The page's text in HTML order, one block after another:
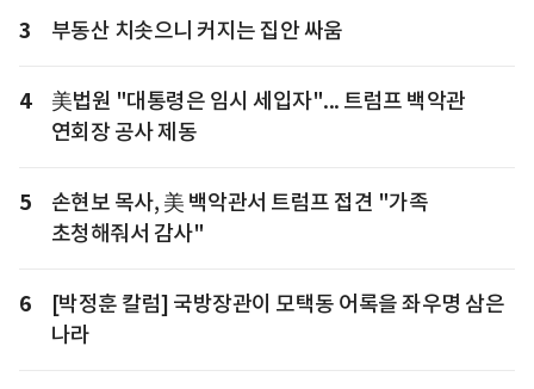
3 부동산 치솟으니 커지는 집안 싸움
4
美법원 "대통령은 임시 세입자"... 트럼프 백악관
연회장 공사 제동
5
손현보 목사, 美 백악관서 트럼프 접견 "가족
초청해줘서 감사"
6
[박정훈 칼럼] 국방장관이 모택동 어록을 좌우명 삼은
나라